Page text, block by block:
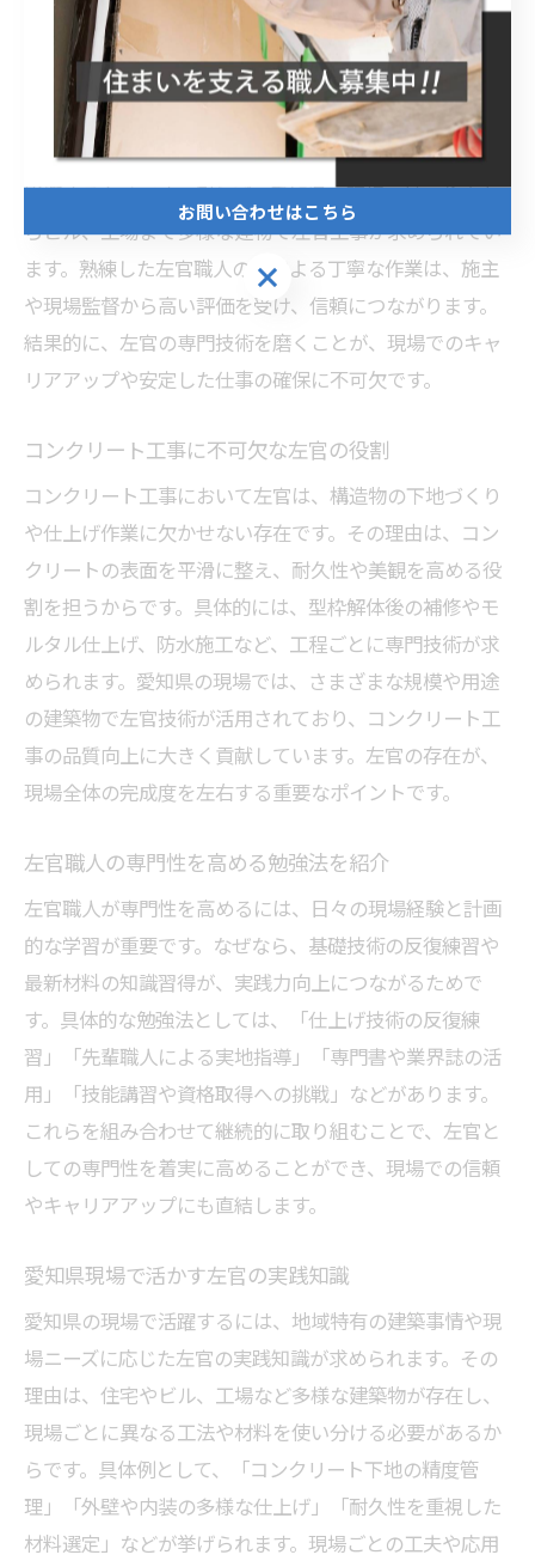
左官の専門技術が現場で重視される理由
左官の専門技術は、現場での品質や安全性に直結する重
要な要素です。その理由は、コンクリート下地の精度や
仕上がりの美しさが、建物全体の耐久性や価値に大きく
影響するためです。例えば、愛知県の現場では、住宅か
らビル、工場まで多様な建物で左官工事が求められてい
ます。熟練した左官職人の手による丁寧な作業は、施主
や現場監督から高い評価を受け、信頼につながります。
結果的に、左官の専門技術を磨くことが、現場でのキャ
リアアップや安定した仕事の確保に不可欠です。
コンクリート工事に不可欠な左官の役割
コンクリート工事において左官は、構造物の下地づくり
や仕上げ作業に欠かせない存在です。その理由は、コン
クリートの表面を平滑に整え、耐久性や美観を高める役
割を担うからです。具体的には、型枠解体後の補修やモ
ルタル仕上げ、防水施工など、工程ごとに専門技術が求
められます。愛知県の現場では、さまざまな規模や用途
の建築物で左官技術が活用されており、コンクリート工
事の品質向上に大きく貢献しています。左官の存在が、
現場全体の完成度を左右する重要なポイントです。
左官職人の専門性を高める勉強法を紹介
左官職人が専門性を高めるには、日々の現場経験と計画
的な学習が重要です。なぜなら、基礎技術の反復練習や
最新材料の知識習得が、実践力向上につながるためで
す。具体的な勉強法としては、「仕上げ技術の反復練
習」「先輩職人による実地指導」「専門書や業界誌の活
用」「技能講習や資格取得への挑戦」などがあります。
これらを組み合わせて継続的に取り組むことで、左官と
しての専門性を着実に高めることができ、現場での信頼
やキャリアアップにも直結します。
愛知県現場で活かす左官の実践知識
愛知県の現場で活躍するには、地域特有の建築事情や現
場ニーズに応じた左官の実践知識が求められます。その
理由は、住宅やビル、工場など多様な建築物が存在し、
現場ごとに異なる工法や材料を使い分ける必要があるか
らです。具体例として、「コンクリート下地の精度管
理」「外壁や内装の多様な仕上げ」「耐久性を重視した
材料選定」などが挙げられます。現場ごとの工夫や応用
お問い合わせはこちら
お問い合わせはこちら